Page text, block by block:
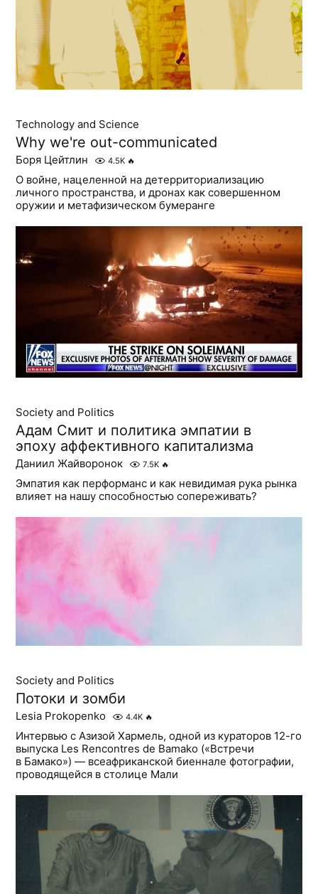
Technology and Science
Why we're out-communicated
Боря Цейтлин 4.5K 🔥
О войне, нацеленной на детерриториализацию
личного пространства, и дронах как совершенном
оружии и метафизическом бумеранге
Society and Politics
Адам Смит и политика эмпатии в
эпоху аффективного капитализма
Даниил Жайворонок 7.5K 🔥
Эмпатия как перформанс и как невидимая рука рынка
влияет на нашу способностью сопереживать?
Society and Politics
Потоки и зомби
Lesia Prokopenko 4.4K 🔥
Интервью с Азизой Хармель, одной из кураторов 12-го
выпуска Les Rencontres de Bamako («Встречи
в Бамако») — всеафриканской биеннале фотографии,
проводящейся в столице Мали